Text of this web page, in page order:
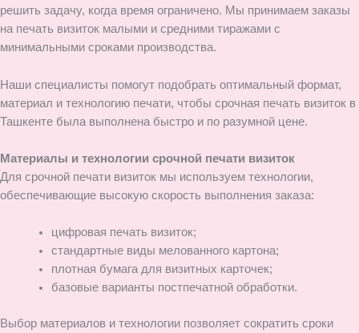
решить задачу, когда время ограничено. Мы принимаем заказы
на печать визиток малыми и средними тиражами с
минимальными сроками производства.
Наши специалисты помогут подобрать оптимальный формат,
материал и технологию печати, чтобы срочная печать визиток в
Ташкенте была выполнена быстро и по разумной цене.
Материалы и технологии срочной печати визиток
Для срочной печати визиток мы используем технологии,
обеспечивающие высокую скорость выполнения заказа:
цифровая печать визиток;
стандартные виды мелованного картона;
плотная бумага для визитных карточек;
базовые варианты постпечатной обработки.
Выбор материалов и технологии позволяет сократить сроки